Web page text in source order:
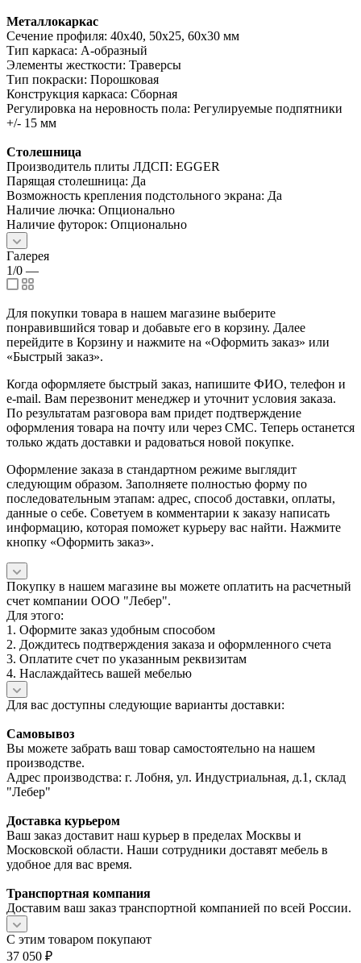
Металлокаркас
Сечение профиля: 40х40, 50х25, 60х30 мм
Тип каркаса: А-образный
Элементы жесткости: Траверсы
Тип покраски: Порошковая
Конструкция каркаса: Сборная
Регулировка на неровность пола: Регулируемые подпятники
+/- 15 мм
Столешница
Производитель плиты ЛДСП: EGGER
Парящая столешница: Да
Возможность крепления подстольного экрана: Да
Наличие лючка: Опционально
Наличие футорок: Опционально
Галерея
1/0 —
Для покупки товара в нашем магазине выберите
понравившийся товар и добавьте его в корзину. Далее
перейдите в Корзину и нажмите на «Оформить заказ» или
«Быстрый заказ».
Когда оформляете быстрый заказ, напишите ФИО, телефон и
e-mail. Вам перезвонит менеджер и уточнит условия заказа.
По результатам разговора вам придет подтверждение
оформления товара на почту или через СМС. Теперь останется
только ждать доставки и радоваться новой покупке.
Оформление заказа в стандартном режиме выглядит
следующим образом. Заполняете полностью форму по
последовательным этапам: адрес, способ доставки, оплаты,
данные о себе. Советуем в комментарии к заказу написать
информацию, которая поможет курьеру вас найти. Нажмите
кнопку «Оформить заказ».
Покупку в нашем магазине вы можете оплатить на расчетный
счет компании ООО "Лебер".
Для этого:
1. Оформите заказ удобным способом
2. Дождитесь подтверждения заказа и оформленного счета
3. Оплатите счет по указанным реквизитам
4. Наслаждайтесь вашей мебелью
Для вас доступны следующие варианты доставки:
Самовывоз
Вы можете забрать ваш товар самостоятельно на нашем
производстве.
Адрес производства: г. Лобня, ул. Индустриальная, д.1, склад
"Лебер"
Доставка курьером
Ваш заказ доставит наш курьер в пределах Москвы и
Московской области. Наши сотрудники доставят мебель в
удобное для вас время.
Транспортная компания
Доставим ваш заказ транспортной компанией по всей России.
С этим товаром покупают
37 050 ₽